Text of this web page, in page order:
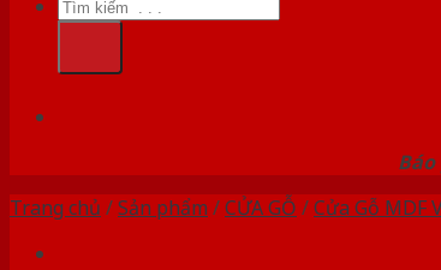
kiếm:
Trang chủ /Sản phẩm /CỬA GỖ /Cửa Gỗ MDF